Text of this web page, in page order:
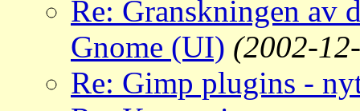
Re: Granskningen av
Gnome (UI) (2002-
Re: Gimp plugins -